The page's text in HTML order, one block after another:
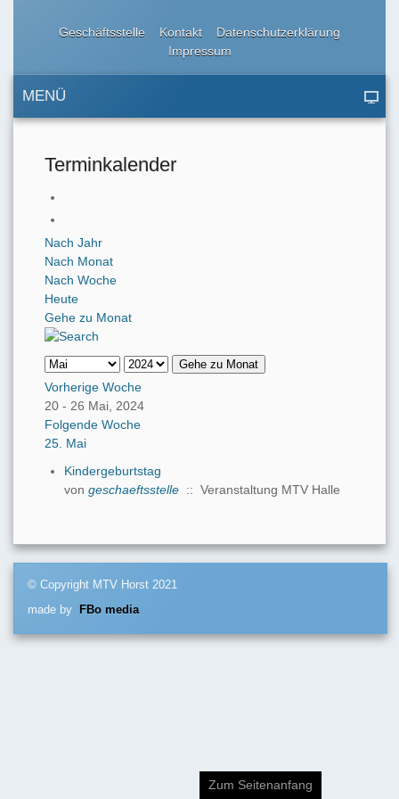
Geschäftsstelle Kontakt
Datenschutzerklärung
Impressum
MENÜ
Terminkalender
Nach Jahr
Nach Monat
Nach Woche
Heute
Gehe zu Monat
Gehe zu Monat
Vorherige Woche
20 - 26 Mai, 2024
Folgende Woche
25. Mai
Kindergeburtstag
von geschaeftsstelle :: Veranstaltung MTV Halle
© Copyright MTV Horst 2021
made by
FBo media
Zum Seitenanfang